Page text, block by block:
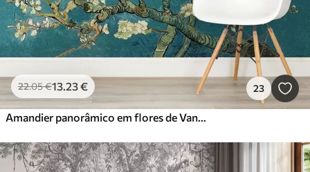
22.05€13.23€ 23
Amandier panorâmico em flores de Van Gogh